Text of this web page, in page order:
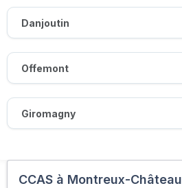
Danjoutin
Offemont
Giromagny
CCAS à Montreux-Château